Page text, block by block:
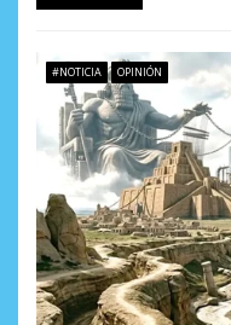
#NOTICIA OPINIÓN